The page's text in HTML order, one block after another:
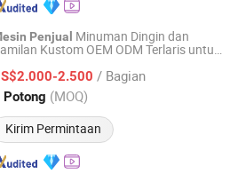
Penjual Minuman Dingin dan
Kustom OEM ODM Terlaris untuk
2.500 / Bagian
Potong (MOQ)
Kirim Permintaan
Harga mulai 2011